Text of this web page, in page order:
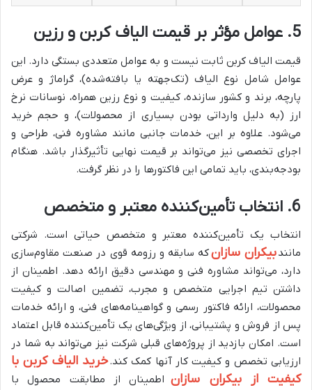
5. عوامل مؤثر بر قیمت الیاف کربن و رزین
قیمت الیاف کربن ثابت نیست و به عوامل متعددی بستگی دارد. این
عوامل شامل نوع الیاف (تک‌جهته یا بافته‌شده)، گراماژ و عرض
پارچه، برند و کشور سازنده، کیفیت و نوع رزین همراه، نوسانات نرخ
ارز (به دلیل وارداتی بودن بسیاری از محصولات)، و حجم خرید
می‌شود. علاوه بر این، خدمات جانبی مانند مشاوره فنی، طراحی و
اجرای تخصصی نیز می‌تواند بر قیمت نهایی تأثیرگذار باشد. هنگام
بودجه‌بندی، باید تمامی این فاکتورها را در نظر گرفت.
6. انتخاب تأمین‌کننده معتبر و متخصص
انتخاب یک تأمین‌کننده معتبر و متخصص حیاتی است. شرکتی
مانندبیکران سازانکه سابقه و رزومه قوی در صنعت مقاوم‌سازی
دارد، می‌تواند مشاوره فنی و مهندسی دقیق ارائه دهد. اطمینان از
داشتن تیم اجرایی متخصص و مجرب، تضمین اصالت و کیفیت
محصولات، ارائه فاکتور رسمی و گواهینامه‌های فنی، و ارائه خدمات
پس از فروش و پشتیبانی، از ویژگی‌های یک تأمین‌کننده قابل اعتماد
است. امکان بازدید از پروژه‌های قبلی شرکت نیز می‌تواند به شما در
ارزیابی تخصص و کیفیت کار آنها کمک کند.خرید الیاف کربن با
کیفیت از بیکران سازان اطمینان از مطابقت محصول با